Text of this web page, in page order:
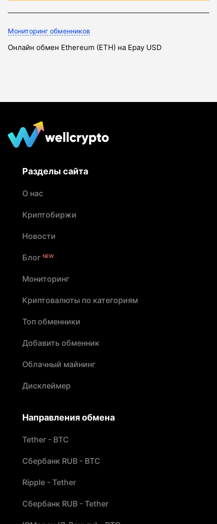
Мониторинг обменников
Онлайн обмен Ethereum (ETH) на Epay USD
Разделы сайта
О нас
Криптобиржи
Новости
Блог NEW
Мониторинг
Криптовалюты по категориям
Топ обменники
Добавить обменник
Облачный майнинг
Дисклеймер
Направления обмена
Tether - BTC
Сбербанк RUB - BTC
Ripple - Tether
Сбербанк RUB - Tether